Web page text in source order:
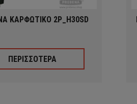
ΚΑΡΦΩΤΙΚΟ 2P_H30SD
ΠΕΡΙΣΣΟΤΕΡΑ